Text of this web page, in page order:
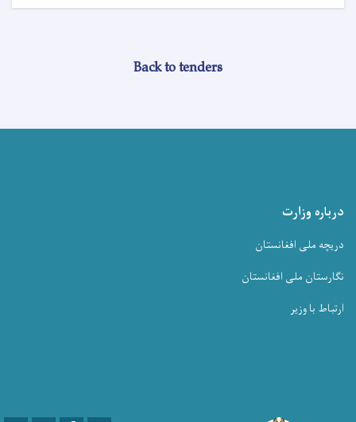
Back to tenders
درباره وزارت
دریچه ملی افغانستان
نگارستان ملی افغانستان
ارتباط با وزیر